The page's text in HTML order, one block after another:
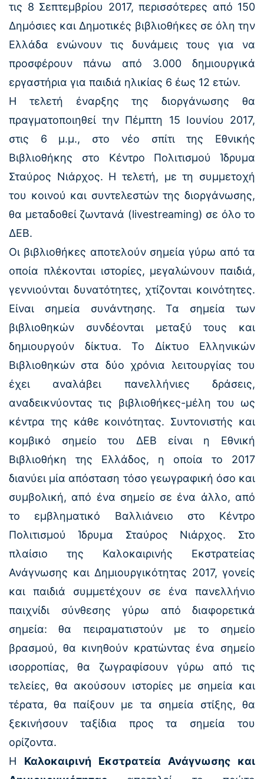
τις 8 Σεπτεμβρίου 2017, περισσότερες από 150
Δημόσιες και Δημοτικές βιβλιοθήκες σε όλη την
Ελλάδα ενώνουν τις δυνάμεις τους για να
προσφέρουν πάνω από 3.000 δημιουργικά
εργαστήρια για παιδιά ηλικίας 6 έως 12 ετών.
Η τελετή έναρξης της διοργάνωσης θα
πραγματοποιηθεί την Πέμπτη 15 Ιουνίου 2017,
στις 6 μ.μ., στο νέο σπίτι της Εθνικής
Βιβλιοθήκης στο Κέντρο Πολιτισμού Ίδρυμα
Σταύρος Νιάρχος. H τελετή, με τη συμμετοχή
του κοινού και συντελεστών της διοργάνωσης,
θα μεταδοθεί ζωντανά (livestreaming) σε όλο το
ΔΕΒ.
Οι βιβλιοθήκες αποτελούν σημεία γύρω από τα
οποία πλέκονται ιστορίες, μεγαλώνουν παιδιά,
γεννιούνται δυνατότητες, χτίζονται κοινότητες.
Είναι σημεία συνάντησης. Τα σημεία των
βιβλιοθηκών συνδέονται μεταξύ τους και
δημιουργούν δίκτυα. Το Δίκτυο Ελληνικών
Βιβλιοθηκών στα δύο χρόνια λειτουργίας του
έχει αναλάβει πανελλήνιες δράσεις,
αναδεικνύοντας τις βιβλιοθήκες-μέλη του ως
κέντρα της κάθε κοινότητας. Συντονιστής και
κομβικό σημείο του ΔΕΒ είναι η Εθνική
Βιβλιοθήκη της Ελλάδος, η οποία το 2017
διανύει μία απόσταση τόσο γεωγραφική όσο και
συμβολική, από ένα σημείο σε ένα άλλο, από
το εμβληματικό Βαλλιάνειο στο Κέντρο
Πολιτισμού Ίδρυμα Σταύρος Νιάρχος. Στο
πλαίσιο της Καλοκαιρινής Εκστρατείας
Ανάγνωσης και Δημιουργικότητας 2017, γονείς
και παιδιά συμμετέχουν σε ένα πανελλήνιο
παιχνίδι σύνθεσης γύρω από διαφορετικά
σημεία: θα πειραματιστούν με το σημείο
βρασμού, θα κινηθούν κρατώντας ένα σημείο
ισορροπίας, θα ζωγραφίσουν γύρω από τις
τελείες, θα ακούσουν ιστορίες με σημεία και
τέρατα, θα παίξουν με τα σημεία στίξης, θα
ξεκινήσουν ταξίδια προς τα σημεία του
ορίζοντα.
Η Καλοκαιρινή Εκστρατεία Ανάγνωσης και